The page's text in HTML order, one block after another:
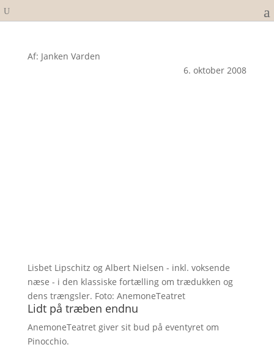
Af: Janken Varden
6. oktober 2008
Lisbet Lipschitz og Albert Nielsen - inkl. voksende
næse - i den klassiske fortælling om trædukken og
dens trængsler. Foto: AnemoneTeatret
Lidt på træben endnu
AnemoneTeatret giver sit bud på eventyret om
Pinocchio.